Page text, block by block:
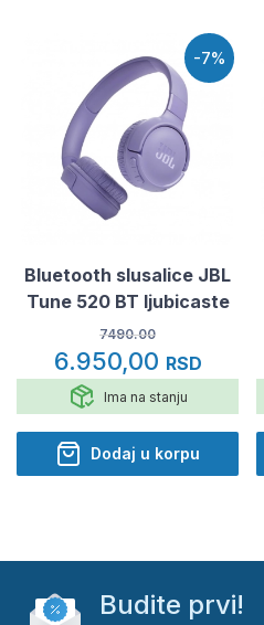
-7%
Bluetooth slusalice JBL
Tune 520 BT ljubicaste
7490.00
6.950,00 RSD
Ima na stanju
Dodaj u korpu
Budite prvi!